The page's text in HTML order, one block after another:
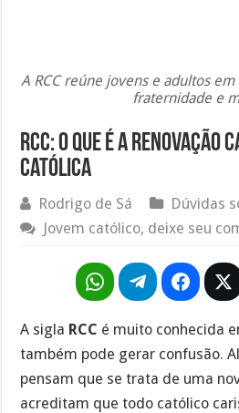
A RCC reúne jovens e adultos
fraternidade e
RCC: O Que É a
Católica
Rodrigo de Sá
Dúvidas
Jovem católico, deixe seu
A sigla RCC é muito conhecida
também pode gerar confusão.
pensam que se trata de uma
acreditam que todo católico